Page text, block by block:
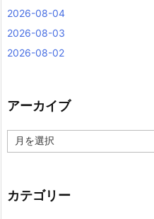
2026-08-04
2026-08-03
2026-08-02
アーカイブ
ー
ブ
カテゴリー